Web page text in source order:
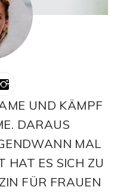
UND KÄMPF
DARAUS
MAL
HAT ES SICH ZU
FÜR FRAUEN